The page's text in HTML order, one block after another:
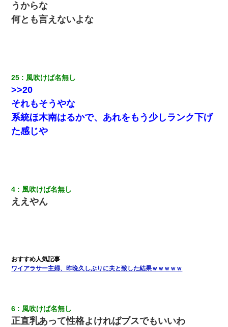
養子縁組してアメリカに子供を連れ帰った。→9・11で叔母夫婦が
亡くなってしまい…
[緊急]ベロベロの女に声をかけて行為してきた結果
小学生の妹が20代の弟とチューしてるのに、見て見ぬふりの親を
見てから実家を出た。それから15年、妹が弟の子を妊娠したらし
くもう堕胎できない月なんだと母から連絡がきた…｜生活｜ワロ
タあんてな
３２歳俺「ずっと好きでした！！付き合って下さい！」 ２５歳
彼女「うん！！絶対幸せになろうね！！！！」 → ７年後ｗｗ
ｗｗｗ
医者「糖尿病で余命1年です」 ワイ「知らんわｗどうせ死ぬなら
【衝撃】職場に入って来た綺麗な新人さんに職場を案内すること
に → 新人「ドンッ！」私「！？」→ 突然、突き飛ばされて左手
の甲を踏みつけられて…
うからな
何とも言えないよな
25 風吹けば名無し
>>20
それもそうやな
系統ほ木南はるかで、あれをもう少しランク下げ
た感じや
4 風吹けば名無し
ええやん
ワイアラサー主婦、昨晩久しぶりに夫と致した結果ｗｗｗｗｗ
6 風吹けば名無し
正直乳あって性格よければブスでもいいわ